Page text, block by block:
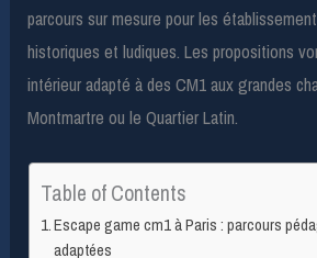
parcours sur mesure pour les
historiques et ludiques. Les propositions
intérieur adapté à des CM1 aux grandes
Montmartre ou le Quartier Latin.
Table of Contents
Escape game cm1 à Paris : parcours
adaptées